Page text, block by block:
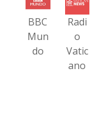
BBC
Mun
do
Radi
o
Vatic
ano